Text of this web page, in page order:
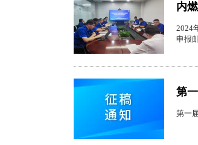
内
2024
申报
第
第一